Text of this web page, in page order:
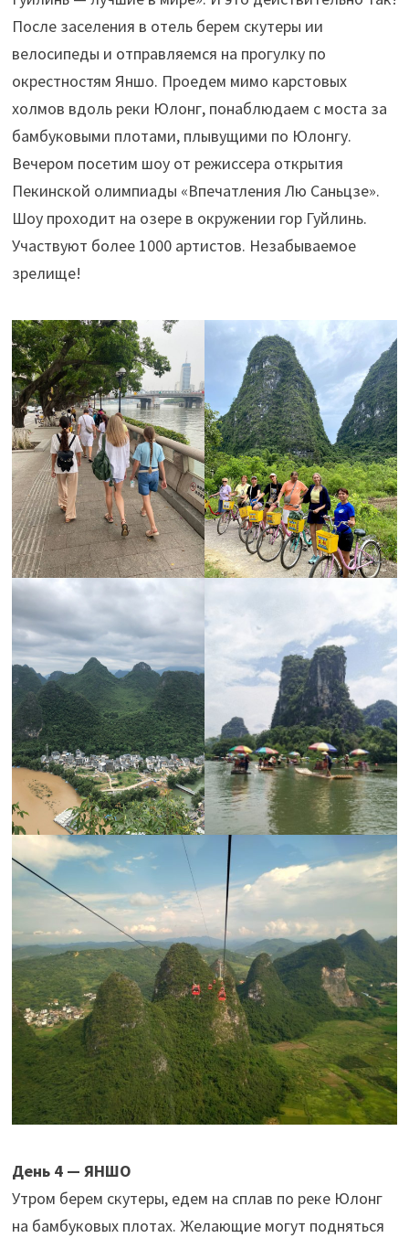
После заселения в отель берем скутеры ии
велосипеды и отправляемся на прогулку по
окрестностям Яншо. Проедем мимо карстовых
холмов вдоль реки Юлонг, понаблюдаем с моста за
бамбуковыми плотами, плывущими по Юлонгу.
Вечером посетим шоу от режиссера открытия
Пекинской олимпиады «Впечатления Лю Саньцзе».
Шоу проходит на озере в окружении гор Гуйлинь.
Участвуют более 1000 артистов. Незабываемое
зрелище!
День 4 — ЯНШО
Утром берем скутеры, едем на сплав по реке Юлонг
на бамбуковых плотах. Желающие могут подняться